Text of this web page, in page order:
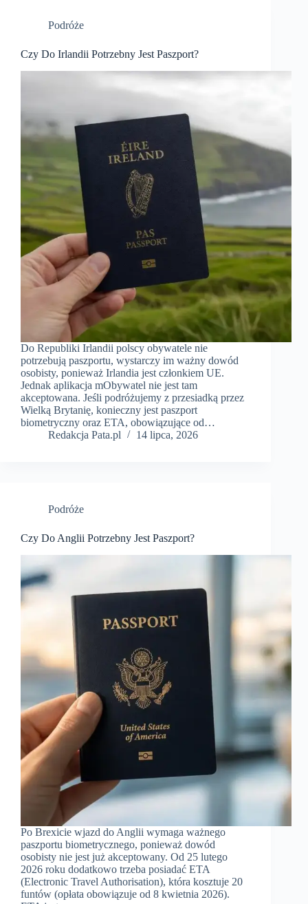
Podróże
Czy Do Irlandii Potrzebny Jest Paszport?
Do Republiki Irlandii polscy obywatele nie
potrzebują paszportu, wystarczy im ważny dowód
osobisty, ponieważ Irlandia jest członkiem UE.
Jednak aplikacja mObywatel nie jest tam
akceptowana. Jeśli podróżujemy z przesiadką przez
Wielką Brytanię, konieczny jest paszport
biometryczny oraz ETA, obowiązujące od…
Redakcja Pata.pl
14 lipca, 2026
Podróże
Czy Do Anglii Potrzebny Jest Paszport?
Po Brexicie wjazd do Anglii wymaga ważnego
paszportu biometrycznego, ponieważ dowód
osobisty nie jest już akceptowany. Od 25 lutego
2026 roku dodatkowo trzeba posiadać ETA
(Electronic Travel Authorisation), która kosztuje 20
funtów (opłata obowiązuje od 8 kwietnia 2026).